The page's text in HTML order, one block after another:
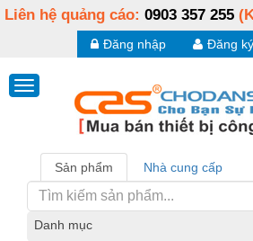
Liên hệ quảng cáo: 0903 357 255
Đăng ký
Đăng nhập
Sản phẩm Nhà cung cấp
Danh mục